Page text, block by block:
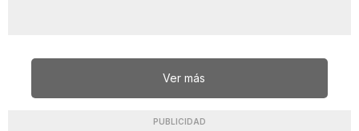
Ver más
PUBLICIDAD